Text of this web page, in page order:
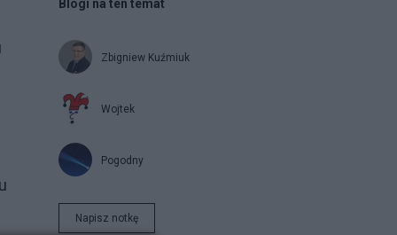
Blogi na ten temat
Zbigniew Kuźmiuk
Wojtek
Pogodny
Napisz notkę